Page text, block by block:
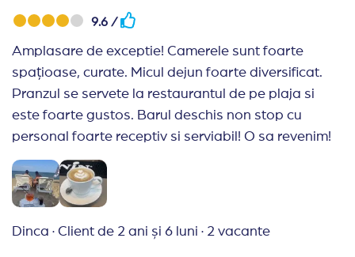
9.6 /
Amplasare de exceptie! Camerele sunt foarte
spațioase, curate. Micul dejun foarte diversificat.
Pranzul se servete la restaurantul de pe plaja si
este foarte gustos. Barul deschis non stop cu
personal foarte receptiv si serviabil! O sa revenim!
Dinca · Client de 2 ani și 6 luni · 2 vacante